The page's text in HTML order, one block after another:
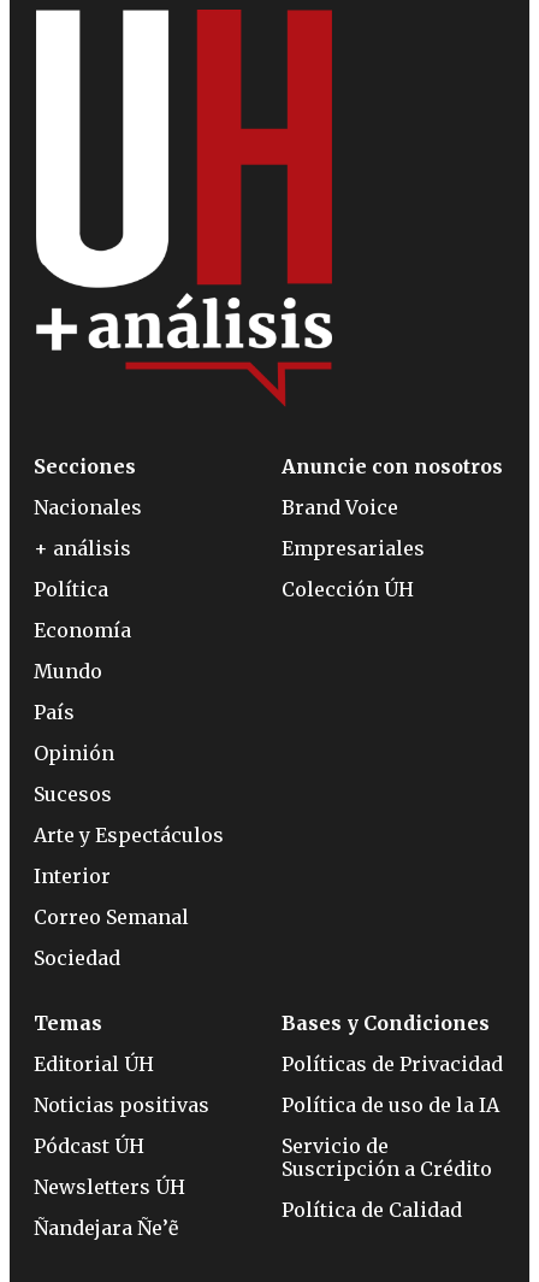
Secciones
Nacionales
+ análisis
Política
Economía
Mundo
País
Opinión
Sucesos
Arte y Espectáculos
Interior
Correo Semanal
Sociedad
Anuncie con nosotros
Brand Voice
Empresariales
Colección ÚH
Temas
Editorial ÚH
Noticias positivas
Pódcast ÚH
Newsletters ÚH
Ñandejara Ñe’ẽ
Bases y Condiciones
Políticas de Privacidad
Política de uso de la IA
Servicio de
Suscripción a Crédito
Política de Calidad